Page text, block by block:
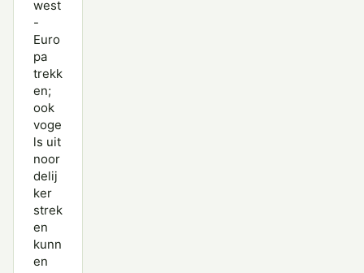
west
-
Euro
pa
trekk
en;
ook
voge
ls uit
noor
delij
ker
strek
en
kunn
en